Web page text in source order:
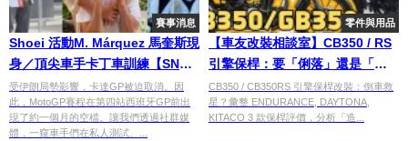
賽事消息
Shoei 活動M. Márquez 馬奎斯現
身／頂尖車手卡丁車訓練【SNS
精選MotoGP】
受伊朗局勢影響，卡達GP被迫取消。因
此，MotoGP賽程在第四站西班牙GP前出
現了約一個月的空檔。讓我們透過社群媒
體，一窺車手們在私人測試、...
零件與用品
【車友改裝相談室】CB350 / RS
引擎保桿：要「俐落」還是「粗
勇」？倒車救星與 DIY 安裝的真
實血淚｜台日車友評價匯總
CB350 / CB350RS 引擎保桿改裝：倒車救
星？彙整 ENDURANCE, DAYTONA,
KITACO 3 款保桿評價，分析「造...